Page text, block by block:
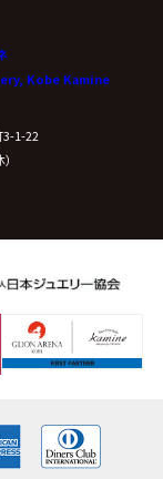
Kobe Kamine
3-1-22